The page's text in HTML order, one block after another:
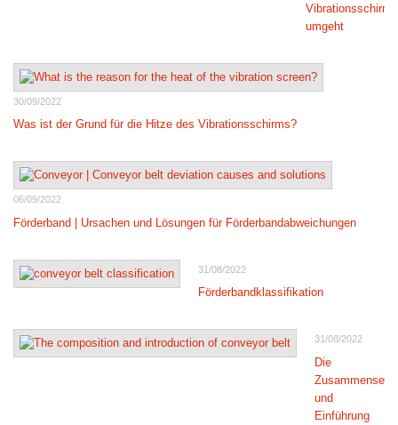
Vibrationsschirms
umgeht
30/09/2022
Was ist der Grund für die Hitze des Vibrationsschirms?
06/09/2022
Förderband | Ursachen und Lösungen für Förderbandabweichungen
31/08/2022
Förderbandklassifikation
31/08/2022
Die
und
Einführung